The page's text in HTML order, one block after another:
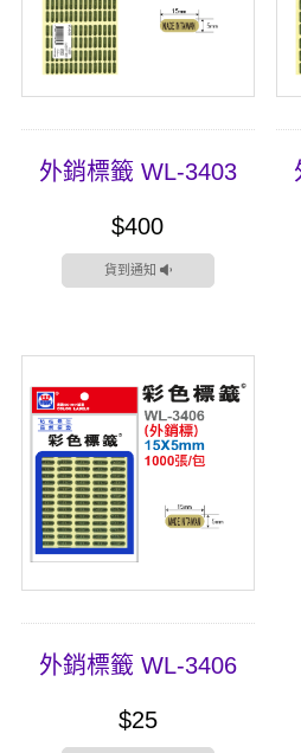
外銷標籤 WL-3403
$400
貨到通知
外銷標籤 WL-3406
$25